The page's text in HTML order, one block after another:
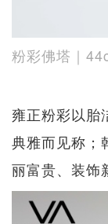
粉彩佛塔｜
雍正粉彩以胎
典雅而见称；
丽富贵、装饰